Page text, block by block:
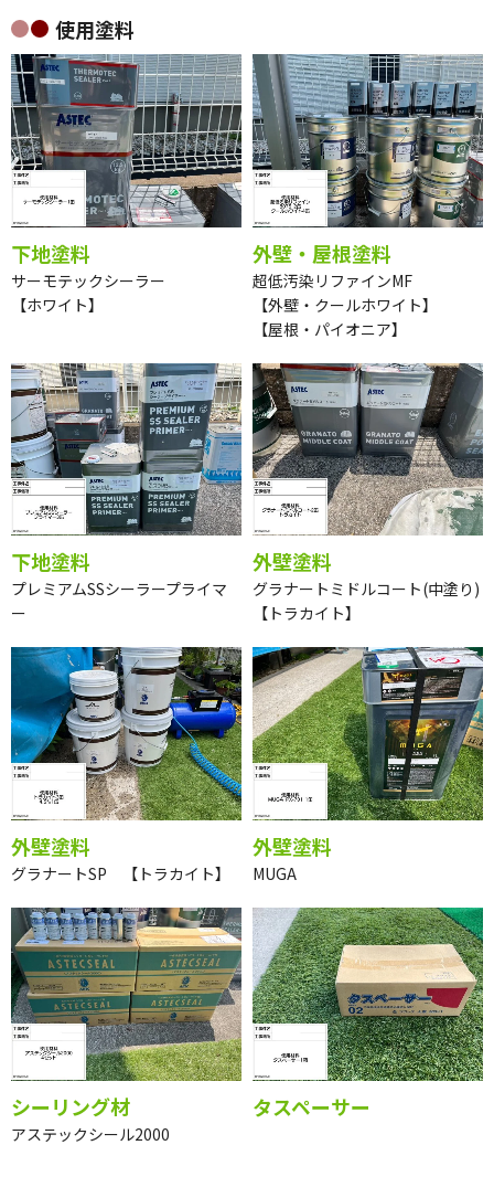
外壁 施工完了
グラナートSP 【トラカイト】
使用塗料
サーモテックシーラー
【ホワイト】
超低汚染リファインMF
【外壁・クールホワイト】
【屋根・パイオニア】
下地塗料
プレミアムSSシーラープライマ
ー
外壁塗料
グラナートミドルコート(中塗り)
【トラカイト】
外壁塗料
グラナートSP 【トラカイト】
外壁塗料
MUGA